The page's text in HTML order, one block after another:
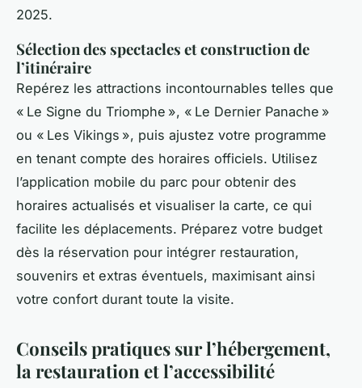
2025.
Sélection des spectacles et construction de
l’itinéraire
Repérez les attractions incontournables telles que
« Le Signe du Triomphe », « Le Dernier Panache »
ou « Les Vikings », puis ajustez votre programme
en tenant compte des horaires officiels. Utilisez
l’application mobile du parc pour obtenir des
horaires actualisés et visualiser la carte, ce qui
facilite les déplacements. Préparez votre budget
dès la réservation pour intégrer restauration,
souvenirs et extras éventuels, maximisant ainsi
votre confort durant toute la visite.
Conseils pratiques sur l’hébergement,
la restauration et l’accessibilité